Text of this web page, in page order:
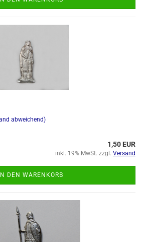
abweichend)
1,50 EUR
inkl. 19% MwSt. zzgl. Versand
IN DEN WARENKORB